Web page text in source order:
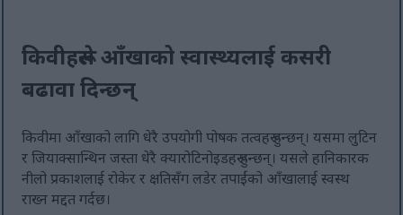
किवीहरूले आँखाको स्वास्थ्यलाई कसरी
बढावा दिन्छन्
किवीमा आँखाको लागि धेरै उपयोगी पोषक तत्वहरू हुन्छन्। यसमा लुटिन
र जियाक्सान्थिन जस्ता धेरै क्यारोटिनोइडहरू हुन्छन्। यसले हानिकारक
नीलो प्रकाशलाई रोकेर र क्षतिसँग लडेर तपाईंको आँखालाई स्वस्थ
राख्न मद्दत गर्दछ।